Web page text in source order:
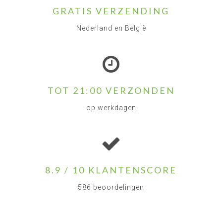
GRATIS VERZENDING
Nederland en België
TOT 21:00 VERZONDEN
op werkdagen
8.9 / 10 KLANTENSCORE
586 beoordelingen